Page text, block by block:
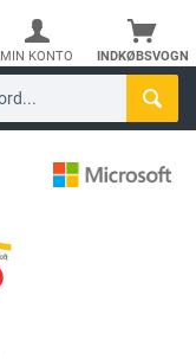
INDKØBSVOGN
MIN KONTO